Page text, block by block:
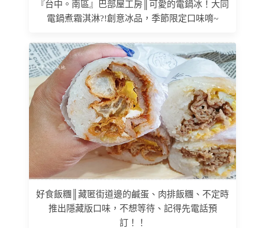
『台中。南區』巴部屋工房║可愛的電鍋冰！大同
電鍋煮霜淇淋?!創意冰品，季節限定口味唷~
好食飯糰║藏匿街道邊的鹹蛋、肉排飯糰、不定時
推出隱藏版口味，不想等待、記得先電話預
訂！！